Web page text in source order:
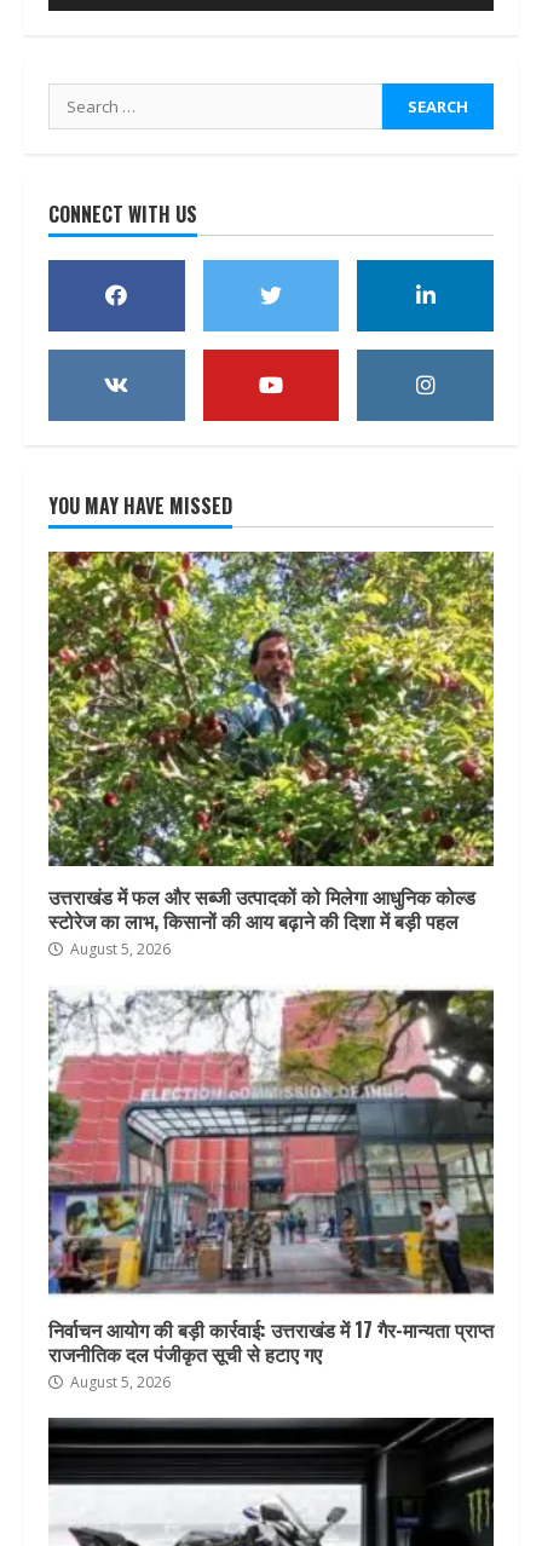
Search
for:
CONNECT WITH US
YOU MAY HAVE MISSED
उत्तराखंड में फल और सब्जी उत्पादकों को मिलेगा आधुनिक कोल्ड
स्टोरेज का लाभ, किसानों की आय बढ़ाने की दिशा में बड़ी पहल
August 5, 2026
निर्वाचन आयोग की बड़ी कार्रवाई: उत्तराखंड में 17 गैर-मान्यता प्राप्त
राजनीतिक दल पंजीकृत सूची से हटाए गए
August 5, 2026